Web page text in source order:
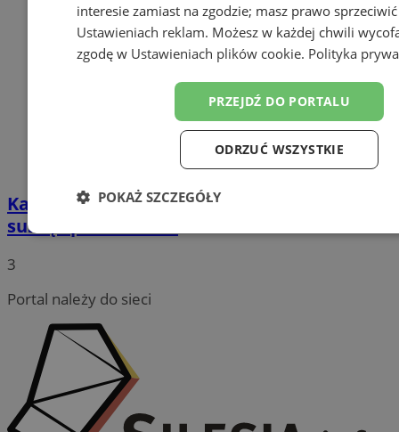
Katowickie mokradła chronią miasto przed
suszą i powodziami
3
Portal należy do sieci
interesie zamiast na zgodzie; masz prawo
Ustawieniach reklam. Możesz w każdej chwili
zgodę w Ustawieniach plików cookie. Polityka
PRZEJDŹ DO PORTALU
ODRZUĆ WSZYSTKIE
POKAŻ SZCZEGÓŁY
Niezbędne Wydajność Targetowanie